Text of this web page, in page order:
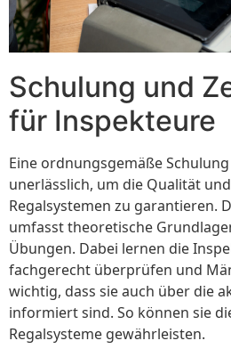
Schulung und
für Inspekteure
Eine ordnungsgemäße
unerlässlich, um die Qualität
Regalsystemen zu garantieren.
umfasst theoretische
Übungen. Dabei lernen die
fachgerecht überprüfen und
wichtig, dass sie auch über die
informiert sind. So können sie
Regalsysteme gewährleisten.